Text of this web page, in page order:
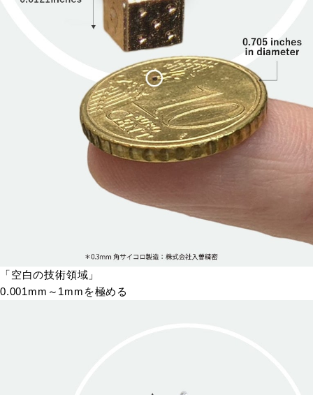
「空白の技術領域」
0.001mm～1mmを極める